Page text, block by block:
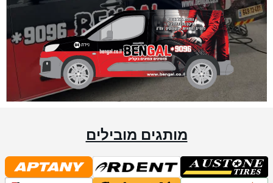
מותגים מובילים